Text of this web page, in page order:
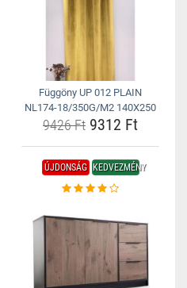
Függöny UP 012 PLAIN
NL174-18/350G/M2 140X250
9426 Ft 9312 Ft
ÚJDONSÁG KEDVEZMÉNY